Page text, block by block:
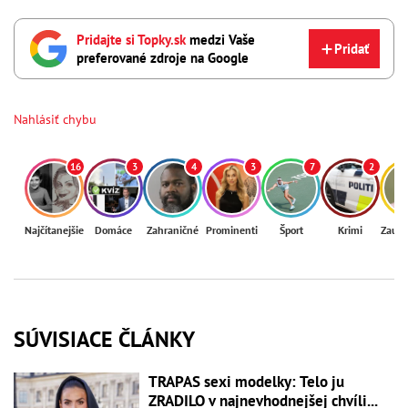
Pridajte si Topky.sk medzi Vaše
preferované zdroje na Google
Pridať
Nahlásiť chybu
16
Najčítanejšie
3
Domáce
4
Zahraničné
3
Prominenti
7
Šport
2
Krimi
SÚVISIACE ČLÁNKY
TRAPAS sexi modelky: Telo ju
ZRADILO v najnevhodnejšej chvíli...